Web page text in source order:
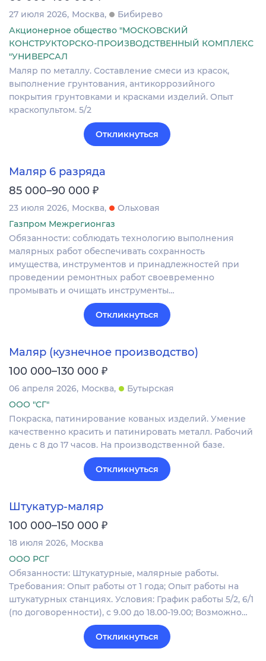
27 июля 2026 Москва
Бибирево
Акционерное общество "МОСКОВСКИЙ
КОНСТРУКТОРСКО-ПРОИЗВОДСТВЕННЫЙ КОМПЛЕКС
"УНИВЕРСАЛ
Маляр по металлу. Составление смеси из красок,
выполнение грунтования, антикоррозийного
покрытия грунтовками и красками изделий. Опыт
краскопультом. 5/2
Откликнуться
Маляр 6 разряда
85 000–90 000 ₽
23 июля 2026 Москва
Ольховая
Газпром Межрегионгаз
Обязанности: соблюдать технологию выполнения
малярных работ обеспечивать сохранность
имущества, инструментов и принадлежностей при
проведении ремонтных работ своевременно
промывать и очищать инструменты…
Откликнуться
Маляр (кузнечное производство)
100 000–130 000 ₽
06 апреля 2026 Москва
Бутырская
ООО "СГ"
Покраска, патинирование кованых изделий. Умение
качественно красить и патинировать металл. Рабочий
день с 8 до 17 часов. На производственной базе.
Откликнуться
Штукатур-маляр
100 000–150 000 ₽
18 июля 2026 Москва
ООО РСГ
Обязанности: Штукатурные, малярные работы.
Требования: Опыт работы от 1 года; Опыт работы на
штукатурных станциях. Условия: График работы 5/2, 6/1
(по договоренности), с 9.00 до 18.00-19.00; Возможно…
Откликнуться